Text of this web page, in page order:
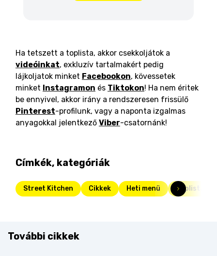
Ha tetszett a toplista, akkor csekkoljátok a
videóinkat, exkluzív tartalmakért pedig
lájkoljatok minket Facebookon, kövessetek
minket Instagramon és Tiktokon! Ha nem éritek
be ennyivel, akkor irány a rendszeresen frissülő
Pinterest-profilunk, vagy a naponta izgalmas
anyagokkal jelentkező Viber-csatornánk!
Címkék, kategóriák
Street Kitchen Cikkek Heti menü Toplista
További cikkek